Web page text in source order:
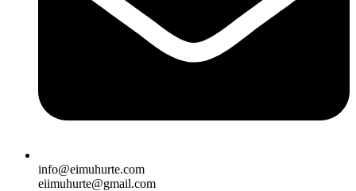
info@eimuhurte.com
eiimuhurte@gmail.com